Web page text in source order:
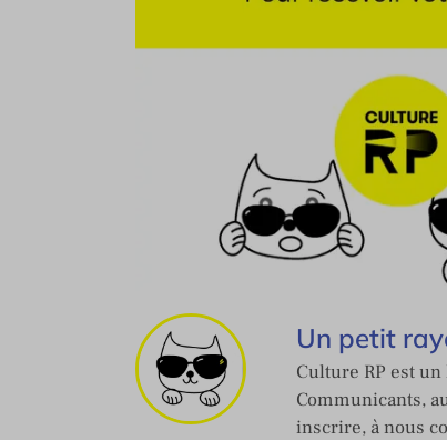
Un petit
Culture RP est
Communicants,
inscrire, à nous